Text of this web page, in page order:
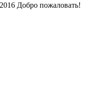
Добро пожаловать!